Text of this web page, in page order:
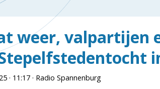
weer, valpartijen
· 11:17 · Radio Spannenburg